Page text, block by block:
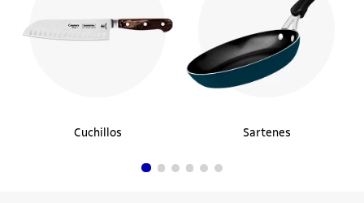
Cuchillos Sartenes